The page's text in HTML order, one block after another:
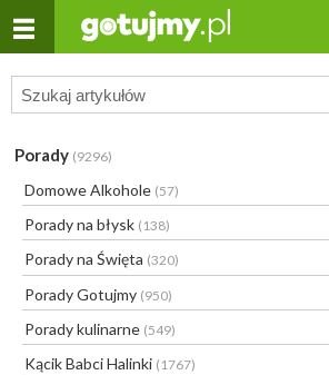
Porady (9296)
Domowe Alkohole (57)
Porady na błysk (138)
Porady na Święta (320)
Porady Gotujmy (950)
Porady kulinarne (549)
Kącik Babci Halinki (1767)